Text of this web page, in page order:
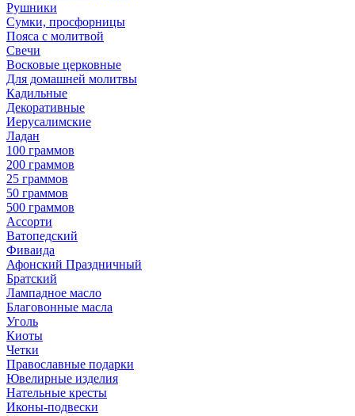
Рушники
Сумки, просфорницы
Пояса с молитвой
Свечи
Восковые церковные
Для домашней молитвы
Кадильные
Декоративные
Иерусалимские
Ладан
100 граммов
200 граммов
25 граммов
50 граммов
500 граммов
Ассорти
Ватопедский
Фиваида
Афонский Праздничный
Братский
Лампадное масло
Благовонные масла
Уголь
Киоты
Четки
Православные подарки
Ювелирные изделия
Нательные кресты
Иконы-подвески